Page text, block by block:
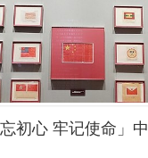
忘初心 牢记使命」